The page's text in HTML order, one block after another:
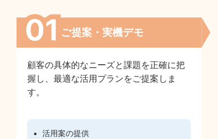
ご提案・実機デモ
顧客の具体的なニーズと課題を正確に把
握し、最適な活用プランをご提案しま
す。
活用案の提供